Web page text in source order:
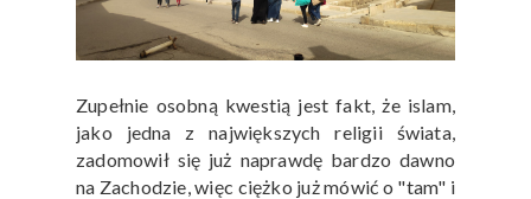
Zupełnie osobną kwestią jest fakt, że islam,
jako jedna z największych religii świata,
zadomowił się już naprawdę bardzo dawno
na Zachodzie, więc ciężko już mówić o "tam" i